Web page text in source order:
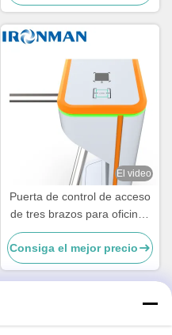
aseo
El video
Puerta de control de acceso
de tres brazos para oficinas
de alto tráfico Escuelas
Gimnasios y entradas
públicas
Consiga el mejor precio